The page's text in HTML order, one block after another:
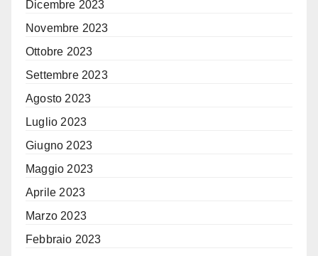
Dicembre 2023
Novembre 2023
Ottobre 2023
Settembre 2023
Agosto 2023
Luglio 2023
Giugno 2023
Maggio 2023
Aprile 2023
Marzo 2023
Febbraio 2023